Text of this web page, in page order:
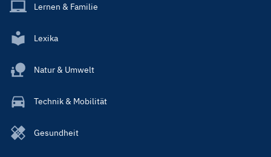
Lernen & Familie
Lexika
Natur & Umwelt
Technik & Mobilität
Gesundheit